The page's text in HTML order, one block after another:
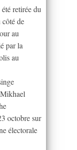
retirée du
de
au
par la
au
octobre sur
électorale